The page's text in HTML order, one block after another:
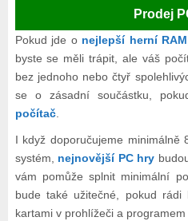
Prodej
Pokud jde o nejlepší herní RAM
byste se měli trápit, ale váš
bez jednoho nebo čtyř
se o zásadní součástku,
počítač.
I když doporučujeme
systém, nejnovější PC hry
vám pomůže splnit minimální
bude také užitečné, pokud rádi
kartami v prohlížeči a programem